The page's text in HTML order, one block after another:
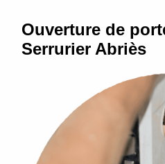
Ouverture de
Serrurier Abriès